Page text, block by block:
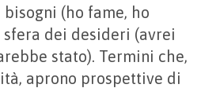
(ho fame, ho
sfera dei desideri (avrei
stato). Termini che,
aprono prospettive di